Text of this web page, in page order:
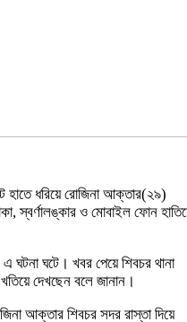
হাতে ধরিয়ে রোজিনা আক্তার(২৯)
স্বর্ণালঙ্কার ও মোবাইল ফোন
এ ঘটনা ঘটে। খবর পেয়ে শিবচর থানা
দেখছেন বলে জানান।
আক্তার শিবচর সদর রাস্তা দিয়ে